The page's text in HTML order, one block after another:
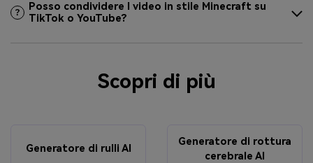
Posso condividere I video in stile Minecraft su
TikTok o YouTube?
Scopri di più
Generatore di rulli AI
Generatore di rottura
cerebrale AI